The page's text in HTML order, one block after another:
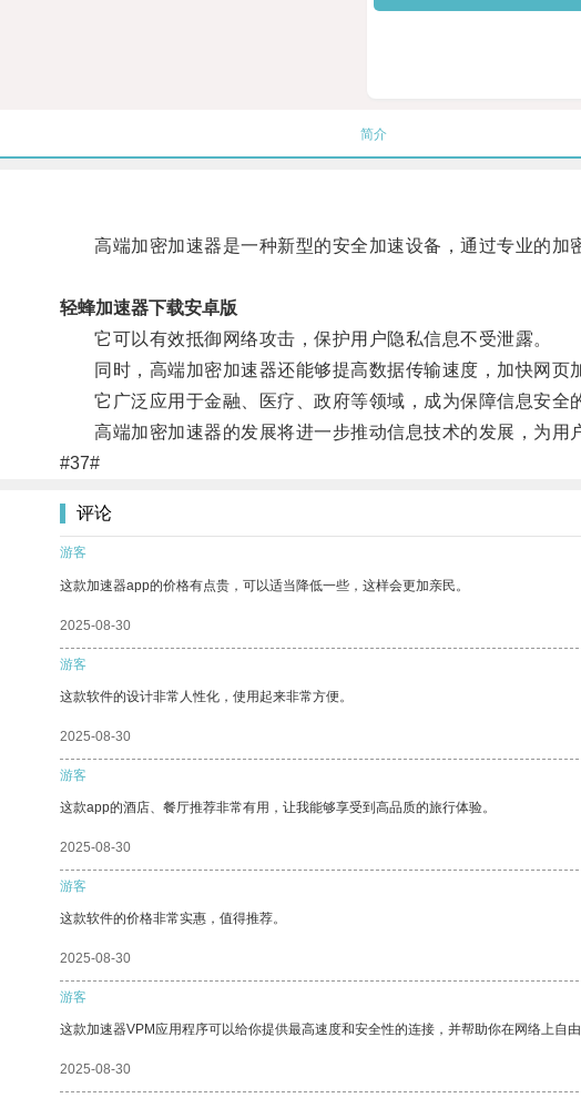
简介
高端加密加速器是一种新型的安全加速设备，通过专业的加
轻蜂加速器下载安卓版
它可以有效抵御网络攻击，保护用户隐私信息不受泄露。
同时，高端加密加速器还能够提高数据传输速度，加快网页
它广泛应用于金融、医疗、政府等领域，成为保障信息安全
高端加密加速器的发展将进一步推动信息技术的发展，为用
#37#
评论
游客
这款加速器app的价格有点贵，可以适当降低一些，这样会更加亲民。
2025-08-30
游客
这款软件的设计非常人性化，使用起来非常方便。
2025-08-30
游客
这款app的酒店、餐厅推荐非常有用，让我能够享受到高品质的旅行体验。
2025-08-30
游客
这款软件的价格非常实惠，值得推荐。
2025-08-30
游客
这款加速器VPM应用程序可以给你提供最高速度和安全性的连接，并帮助你在网络上自由
2025-08-30